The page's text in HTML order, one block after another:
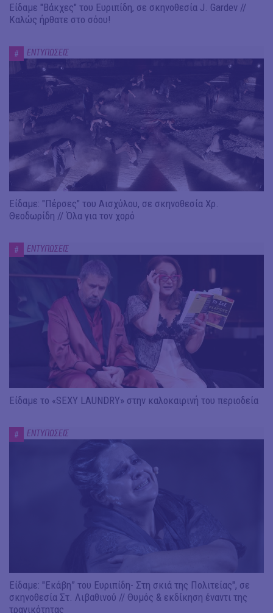
Είδαμε "Βάκχες" του Ευριπίδη, σε σκηνοθεσία J. Gardev //
Καλώς ήρθατε στο σόου!
# ΕΝΤΥΠΩΣΕΙΣ
Είδαμε: "Πέρσες" του Αισχύλου, σε σκηνοθεσία Χρ.
Θεοδωρίδη // Όλα για τον χορό
# ΕΝΤΥΠΩΣΕΙΣ
Είδαμε το «SEXY LAUNDRY» στην καλοκαιρινή του περιοδεία
# ΕΝΤΥΠΩΣΕΙΣ
Είδαμε: "Εκάβη” του Ευριπίδη- Στη σκιά της Πολιτείας", σε
σκηνοθεσία Στ. Λιβαθινού // Θυμός & εκδίκηση έναντι της
τραγικότητας